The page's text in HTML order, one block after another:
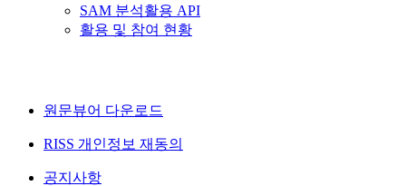
SAM 분석활용 API
활용 및 참여 현황
원문뷰어 다운로드
RISS 개인정보 재동의
공지사항